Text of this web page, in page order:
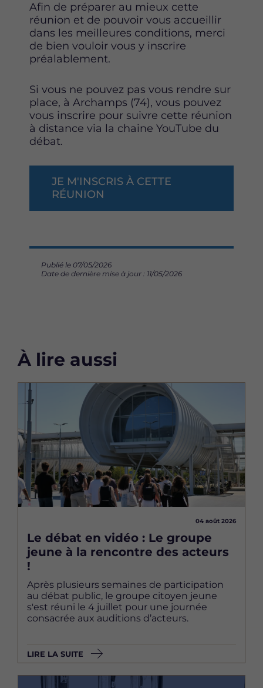
Afin de préparer au mieux cette
réunion et de pouvoir vous accueillir
dans les meilleures conditions, merci
de bien vouloir vous y inscrire
préalablement.
Si vous ne pouvez pas vous rendre sur
place, à Archamps (74), vous pouvez
vous inscrire pour suivre cette réunion
à distance via la chaine YouTube du
débat.
JE M'INSCRIS À CETTE
RÉUNION
Publié le 07/05/2026
Date de dernière mise à jour : 11/05/2026
À lire aussi
Image
04 août 2026
Le débat en vidéo : Le groupe
jeune à la rencontre des acteurs
!
Après plusieurs semaines de participation
au débat public, le groupe citoyen jeune
s'est réuni le 4 juillet pour une journée
consacrée aux auditions d’acteurs.
LIRE LA SUITE